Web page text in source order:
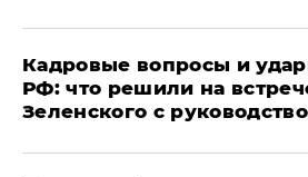
Кадровые вопросы и
РФ: что решили на
Зеленского с